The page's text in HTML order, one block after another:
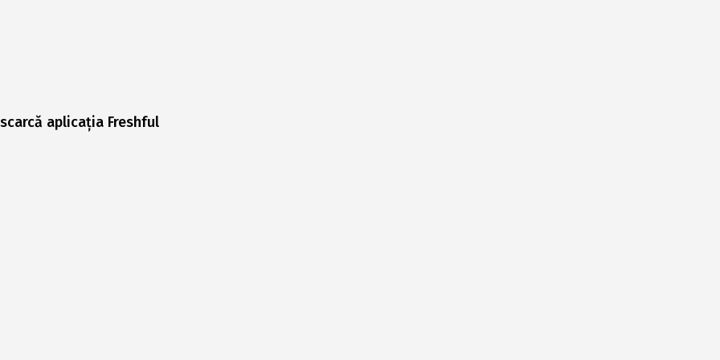
aplicația Freshful